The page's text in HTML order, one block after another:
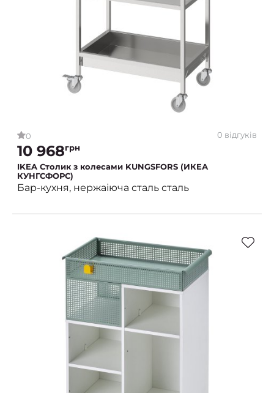
0 0 відгуків
10 968грн
IKEA Столик з колесами KUNGSFORS (ИКЕА
КУНГСФОРС)
Бар-кухня, нержаіюча сталь сталь